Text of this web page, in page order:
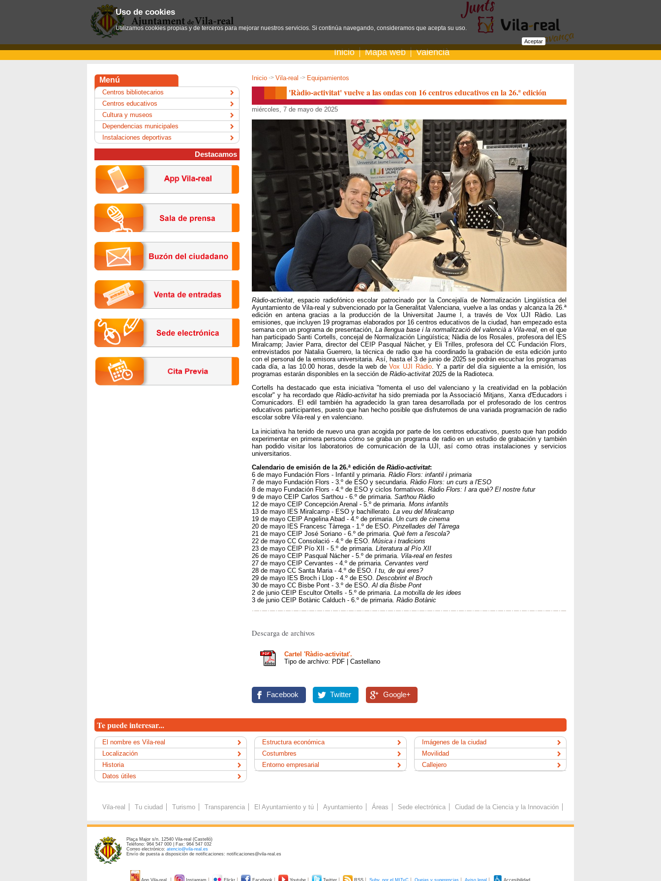
Inicio Mapa web Valencià
Inicio -> Vila-real -> Equipamientos
'Ràdio-activitat' vuelve a las ondas con 16 centros educativos en la 26.ª edición
miércoles, 7 de mayo de 2025
Ràdio-activitat , espacio radiofónico escolar patrocinado por la Concejalía de Normalización Lingüística del
Ayuntamiento de Vila-real y subvencionado por la Generalitat Valenciana, vuelve a las ondas y alcanza la 26.ª
edición en antena gracias a la producción de la Universitat Jaume I, a través de Vox UJI Ràdio. Las
emisiones, que incluyen 19 programas elaborados por 16 centros educativos de la ciudad, han empezado esta
semana con un programa de presentación, La llengua base i la normalització del valencià a Vila-real , en el que
han participado Santi Cortells, concejal de Normalización Lingüística; Nàdia de los Rosales, profesora del IES
Miralcamp; Javier Parra, director del CEIP Pasqual Nácher, y Eli Trilles, profesora del CC Fundación Flors,
entrevistados por Natalia Guerrero, la técnica de radio que ha coordinado la grabación de esta edición junto
con el personal de la emisora universitaria. Así, hasta el 3 de junio de 2025 se podrán escuchar los programas
cada día, a las 10.00 horas, desde la web deVox UJI Ràdio. Y a partir del día siguiente a la emisión, los
programas estarán disponibles en la sección de Ràdio-activitat 2025 de la Radioteca.
Cortells ha destacado que esta iniciativa "fomenta el uso del valenciano y la creatividad en la población
escolar" y ha recordado que Ràdio-activitat ha sido premiada por la Associació Mitjans, Xarxa d'Educadors i
Comunicadors. El edil también ha agradecido la gran tarea desarrollada por el profesorado de los centros
educativos participantes, puesto que han hecho posible que disfrutemos de una variada programación de radio
escolar sobre Vila-real y en valenciano.
La iniciativa ha tenido de nuevo una gran acogida por parte de los centros educativos, puesto que han podido
experimentar en primera persona cómo se graba un programa de radio en un estudio de grabación y también
han podido visitar los laboratorios de comunicación de la UJI, así como otras instalaciones y servicios
universitarios.
Calendario de emisión de la 26.ª edición de Ràdio-activitat:
6 de mayo Fundación Flors - Infantil y primaria. Ràdio Flors: infantil i primaria
7 de mayo Fundación Flors - 3.º de ESO y secundaria. Ràdio Flors: un curs a l'ESO
8 de mayo Fundación Flors - 4.º de ESO y ciclos formativos. Ràdio Flors: I ara què? El nostre futur
9 de mayo CEIP Carlos Sarthou - 6.º de primaria. Sarthou Ràdio
12 de mayo CEIP Concepción Arenal - 5.º de primaria. Mons infantils
13 de mayo IES Miralcamp - ESO y bachillerato. La veu del Miralcamp
19 de mayo CEIP Angelina Abad - 4.º de primaria. Un curs de cinema
20 de mayo IES Francesc Tàrrega - 1.º de ESO. Pinzellades del Tàrrega
21 de mayo CEIP José Soriano - 6.º de primaria. Què fem a l'escola?
22 de mayo CC Consolació - 4.º de ESO. Música i tradicions
23 de mayo CEIP Pío XII - 5.º de primaria. Literatura al Pío XII
26 de mayo CEIP Pasqual Nácher - 5.º de primaria. Vila-real en festes
27 de mayo CEIP Cervantes - 4.º de primaria. Cervantes verd
28 de mayo CC Santa Maria - 4.º de ESO. I tu, de qui eres?
29 de mayo IES Broch i Llop - 4.º de ESO. Descobrint el Broch
30 de mayo CC Bisbe Pont - 3.º de ESO. Al dia Bisbe Pont
2 de junio CEIP Escultor Ortells - 5.º de primaria. La motxilla de les idees
3 de junio CEIP Botànic Calduch - 6.º de primaria. Ràdio Botànic
Descarga de archivos
Cartel 'Ràdio-activitat'.
Tipo de archivo: PDF | Castellano
Facebook Twitter Google+
Menú
Centros bibliotecarios
Centros educativos
Cultura y museos
Dependencias municipales
Instalaciones deportivas
Destacamos
Te puede interesar...
El nombre es Vila-real
Localización
Historia
Datos útiles
Estructura económica
Costumbres
Entorno empresarial
Imágenes de la ciudad
Movilidad
Callejero
Vila-real Tu ciudad Turismo Transparencia El Ayuntamiento y tú Ayuntamiento Áreas Sede electrónica Ciudad de la Ciencia y la Innovación
Plaça Major s/n. 12540 Vila-real (Castelló)
Teléfono: 964 547 000 | Fax: 964 547 032
Correo electrónico: atencio@vila-real.es
Envío de puesta a disposición de notificaciones: notificaciones@vila-real.es
Uso de cookies
Utilizamos cookies propias y de terceros para mejorar nuestros servicios. Si continúa navegando, consideramos que acepta su uso.
Aceptar